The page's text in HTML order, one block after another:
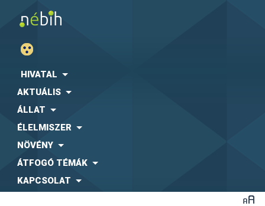
HIVATAL
AKTUÁLIS
ÁLLAT
ÉLELMISZER
NÖVÉNY
ÁTFOGÓ TÉMÁK
KAPCSOLAT